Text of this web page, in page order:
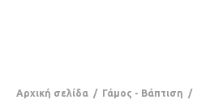
Αρχική σελίδα / Γάμος - Βάπτιση /